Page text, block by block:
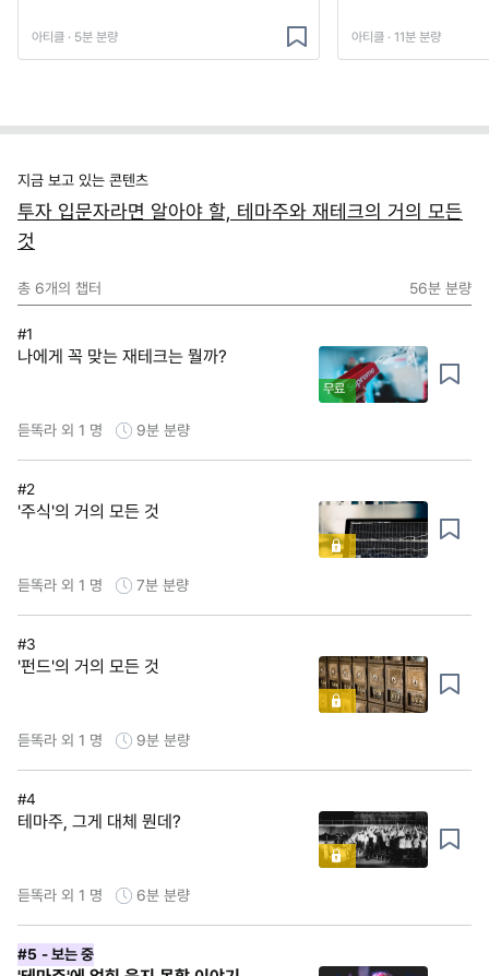
아티클 · 5분 분량 아티클 · 11분 분량
지금 보고 있는 콘텐츠
투자 입문자라면 알아야 할, 테마주와 재테크의 거의 모든
것
총 6개의 챕터 56분 분량
#1
나에게 꼭 맞는 재테크는 뭘까?
무료
듣똑라 외 1 명 9분 분량
#2
'주식'의 거의 모든 것
듣똑라 외 1 명 7분 분량
#3
'펀드'의 거의 모든 것
듣똑라 외 1 명 9분 분량
#4
테마주, 그게 대체 뭔데?
듣똑라 외 1 명 6분 분량
#5 - 보는 중